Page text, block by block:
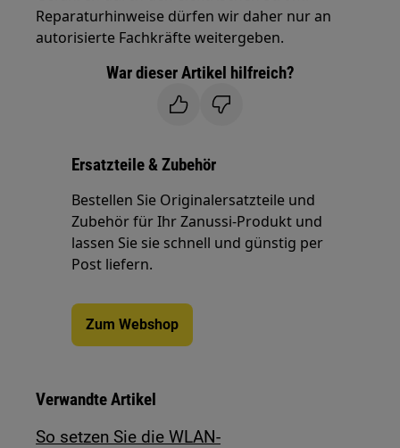
Reparaturhinweise dürfen wir daher nur an
autorisierte Fachkräfte weitergeben.
War dieser Artikel hilfreich?
Ersatzteile & Zubehör
Bestellen Sie Originalersatzteile und
Zubehör für Ihr Zanussi-Produkt und
lassen Sie sie schnell und günstig per
Post liefern.
Zum Webshop
Verwandte Artikel
So setzen Sie die WLAN-